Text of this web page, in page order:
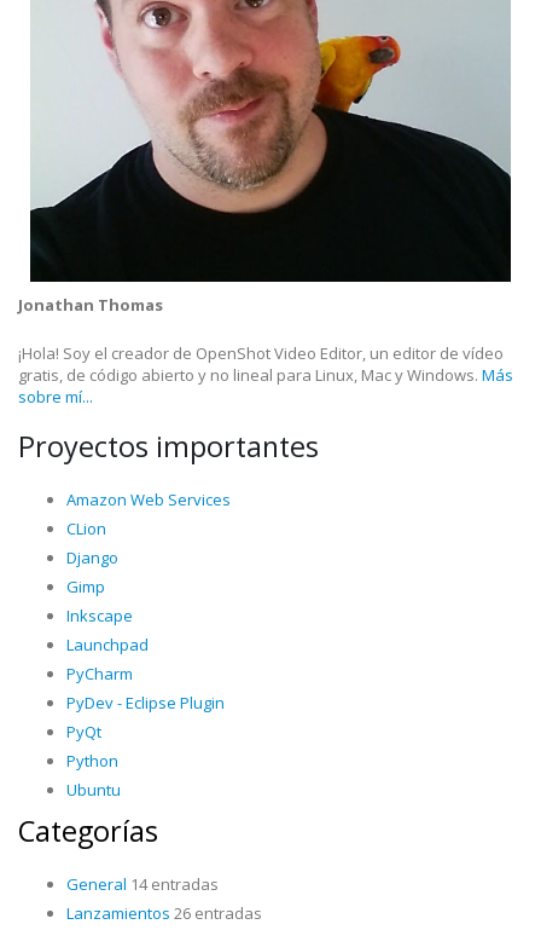
Jonathan Thomas
¡Hola! Soy el creador de OpenShot Video Editor, un editor de vídeo
gratis, de código abierto y no lineal para Linux, Mac y Windows. Más
sobre mí...
Proyectos importantes
Amazon Web Services
CLion
Django
Gimp
Inkscape
Launchpad
PyCharm
PyDev - Eclipse Plugin
PyQt
Python
Ubuntu
Categorías
General 14 entradas
Lanzamientos 26 entradas